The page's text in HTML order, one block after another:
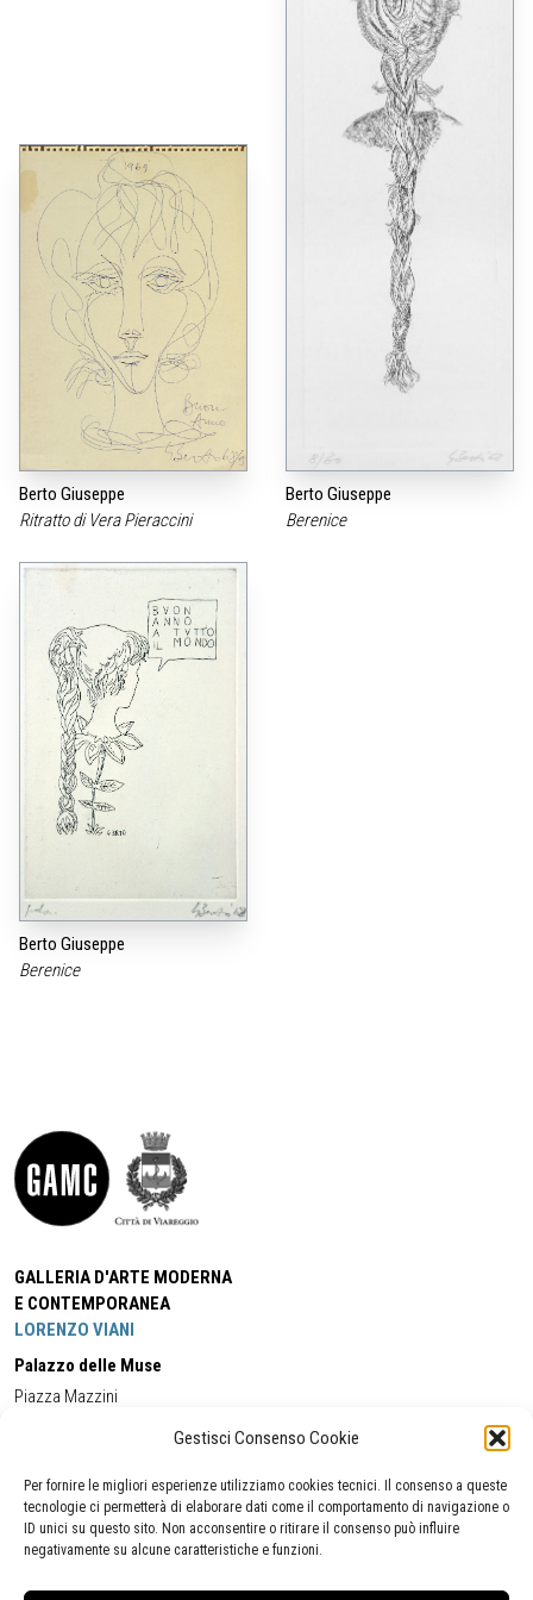
Gestisci Consenso Cookie
Per fornire le migliori esperienze utilizziamo cookies tecnici. Il consenso a queste
tecnologie ci permetterà di elaborare dati come il comportamento di navigazione o
ID unici su questo sito. Non acconsentire o ritirare il consenso può influire
negativamente su alcune caratteristiche e funzioni.
Berto Giuseppe
Ritratto di Vera Pieraccini
Berto Giuseppe
Berenice
Berto Giuseppe
Berenice
GALLERIA D'ARTE MODERNA
E CONTEMPORANEA
LORENZO VIANI
Palazzo delle Muse
Piazza Mazzini
Cell:+39 338 5714978 (orario apertura Galleria)
Tel:
+39 0584 944580
(orario 09.00/13.00)
Email:gamc@comune.viareggio.lu.it